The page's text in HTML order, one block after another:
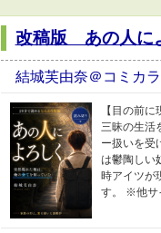
改稿版 あの人に
結城芙由奈＠コミカ
【目の前
三昧の生活
ー扱いを受
は鬱陶しい
時アイツが
す。 ※他サ